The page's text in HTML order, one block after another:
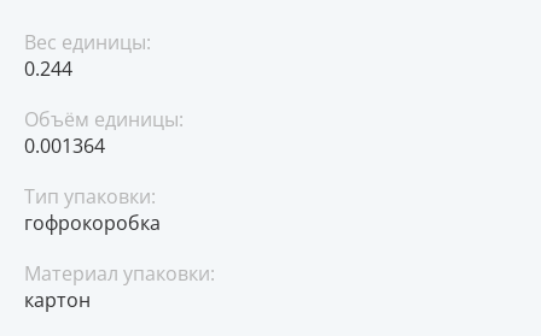
Вес единицы:
0.244
Объём единицы:
0.001364
Тип упаковки:
гофрокоробка
Материал упаковки:
картон